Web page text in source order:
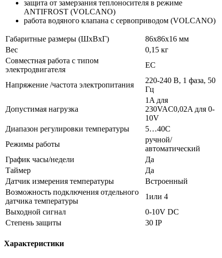
защита от замерзания теплоносителя в режиме
ANTIFROST (VOLCANO)
работа водяного клапана с сервоприводом (VOLCANO)
Габаритные размеры (ШхВхГ)
86x86x16 мм
Вес
0,15 кг
Совместная работа с типом
электродвигателя
EС
Напряжение /частота электропитания
220-240 В, 1 фаза, 50
Гц
Допустимая нагрузка
1A для
230VAC0,02A для 0-
10V
Диапазон регулировки температуры
5…40С
Режимы работы
ручной/
автоматический
График часы/недели
Да
Таймер
Да
Датчик измерения температуры
Встроенный
Возможность подключения отдельного
датчика температуры
1или 4
Выходной сигнал
0-10V DC
Степень защиты
30 IP
Характеристики